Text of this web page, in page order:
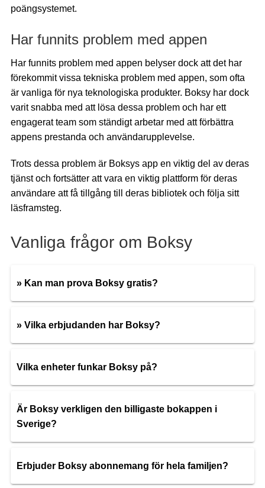
poängsystemet.
Har funnits problem med appen
Har funnits problem med appen belyser dock att det har
förekommit vissa tekniska problem med appen, som ofta
är vanliga för nya teknologiska produkter. Boksy har dock
varit snabba med att lösa dessa problem och har ett
engagerat team som ständigt arbetar med att förbättra
appens prestanda och användarupplevelse.
Trots dessa problem är Boksys app en viktig del av deras
tjänst och fortsätter att vara en viktig plattform för deras
användare att få tillgång till deras bibliotek och följa sitt
läsframsteg.
Vanliga frågor om Boksy
» Kan man prova Boksy gratis?
» Vilka erbjudanden har Boksy?
Vilka enheter funkar Boksy på?
Är Boksy verkligen den billigaste bokappen i
Sverige?
Erbjuder Boksy abonnemang för hela familjen?